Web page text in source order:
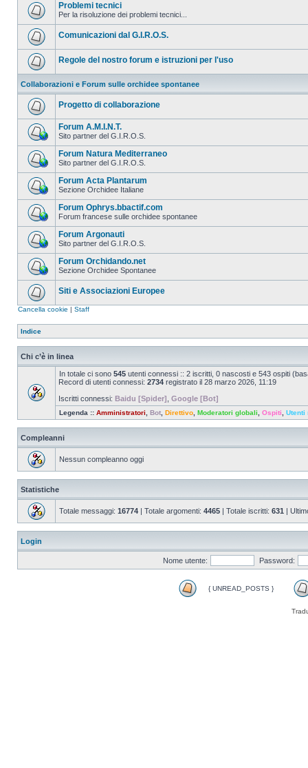
Problemi tecnici
Per la risoluzione dei problemi tecnici...
Comunicazioni dal G.I.R.O.S.
Regole del nostro forum e istruzioni per l'uso
Collaborazioni e Forum sulle orchidee spontanee
Progetto di collaborazione
Forum A.M.I.N.T.
Sito partner del G.I.R.O.S.
Forum Natura Mediterraneo
Sito partner del G.I.R.O.S.
Forum Acta Plantarum
Sezione Orchidee Italiane
Forum Ophrys.bbactif.com
Forum francese sulle orchidee spontanee
Forum Argonauti
Sito partner del G.I.R.O.S.
Forum Orchidando.net
Sezione Orchidee Spontanee
Siti e Associazioni Europee
Cancella cookie | Staff
Indice
Chi c’è in linea
In totale ci sono 545 utenti connessi :: 2 iscritti, 0 nascosti e 543 ospiti
Record di utenti connessi: 2734 registrato il 28 marzo 2026, 11:19
Iscritti connessi: Baidu [Spider] Google [Bot]
Legenda :: Amministratori Bot Direttivo Moderatori globali Ospiti Utenti
Compleanni
Nessun compleanno oggi
Statistiche
Totale messaggi: 16774 | Totale argomenti: 4465 | Totale iscritti: 631 |
Login
Nome utente: Password:
{ UNREAD_POSTS }